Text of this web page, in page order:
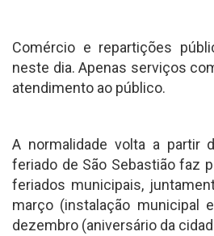
Comércio e repartições
neste dia. Apenas serviços
atendimento ao público.
A normalidade volta a partir
feriado de São Sebastião faz
feriados municipais,
março (instalação municipal
dezembro (aniversário da